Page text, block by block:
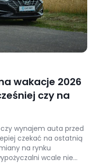
wakacje 2026
czy na
wynajem auta przed
czekać na ostatnią
na rynku
wcale nie